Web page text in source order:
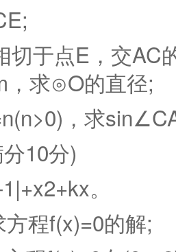
切于点E，交AC
，求⊙O的直径;
，求
10分)
。
程f(x)=0的解;